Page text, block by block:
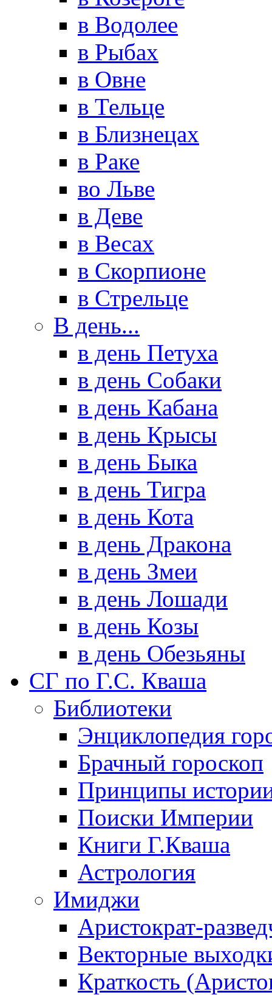
в Водолее
в Рыбах
в Овне
в Тельце
в Близнецах
в Раке
во Льве
в Деве
в Весах
в Скорпионе
в Стрельце
В день...
в день Петуха
в день Собаки
в день Кабана
в день Крысы
в день Быка
в день Тигра
в день Кота
в день Дракона
в день Змеи
в день Лошади
в день Козы
в день Обезьяны
СГ по Г.С. Кваша
Библиотеки
Энциклопедия
Брачный гороскоп
Принципы
Поиски Империи
Книги Г.Кваша
Астрология
Имиджи
Аристократ-
Векторные
Краткость